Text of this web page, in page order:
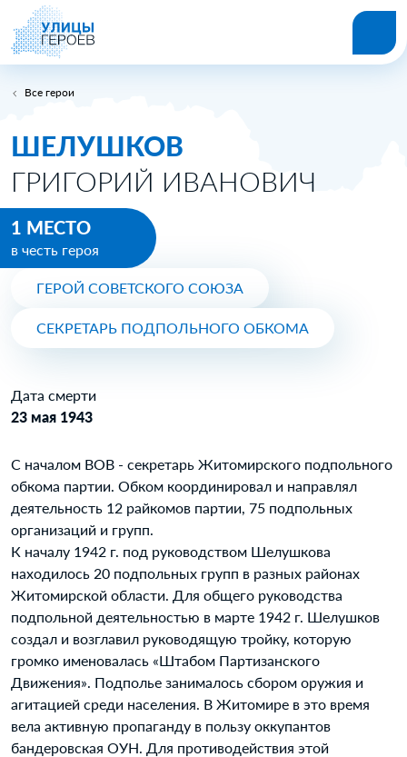
Все герои
ШЕЛУШКОВ
ГРИГОРИЙ ИВАНОВИЧ
1 МЕСТО
в честь героя
ГЕРОЙ СОВЕТСКОГО СОЮЗА
СЕКРЕТАРЬ ПОДПОЛЬНОГО ОБКОМА
Дата смерти
23 мая 1943
С началом ВОВ - секретарь Житомирского подпольного
обкома партии. Обком координировал и направлял
деятельность 12 райкомов партии, 75 подпольных
организаций и групп.
К началу 1942 г. под руководством Шелушкова
находилось 20 подпольных групп в разных районах
Житомирской области. Для общего руководства
подпольной деятельностью в марте 1942 г. Шелушков
создал и возглавил руководящую тройку, которую
громко именовалась «Штабом Партизанского
Движения». Подполье занималось сбором оружия и
агитацией среди населения. В Житомире в это время
вела активную пропаганду в пользу оккупантов
бандеровская ОУН. Для противодействия этой